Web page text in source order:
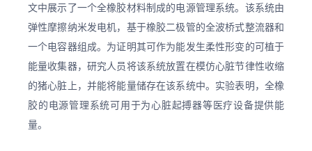
文中展示了一个全橡胶材料制成的电源管理系统。该系统由
弹性摩擦纳米发电机，基于橡胶二极管的全波桥式整流器和
一个电容器组成。为证明其可作为能发生柔性形变的可植于
能量收集器，研究人员将该系统放置在模仿心脏节律性收缩
的猪心脏上，并能将能量储存在该系统中。实验表明，全橡
胶的电源管理系统可用于为心脏起搏器等医疗设备提供能
量。